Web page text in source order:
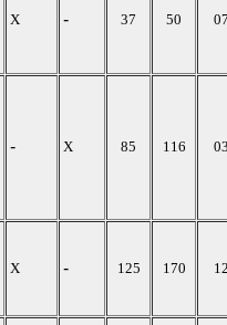
X - 37 50
- X 85 116
X - 125 170